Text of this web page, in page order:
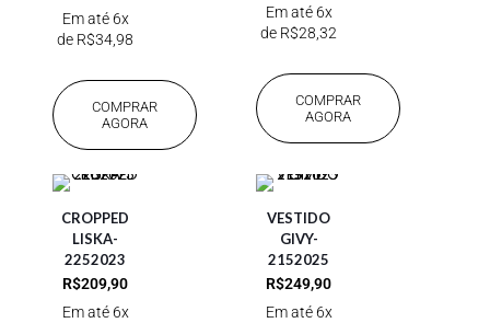
Em até 6x
de R$34,98
COMPRAR
AGORA
Em até 6x
de R$28,32
COMPRAR
AGORA
CROPPED
LISKA-
2252023
R$209,90
Em até 6x
VESTIDO
GIVY-
2152025
R$249,90
Em até 6x